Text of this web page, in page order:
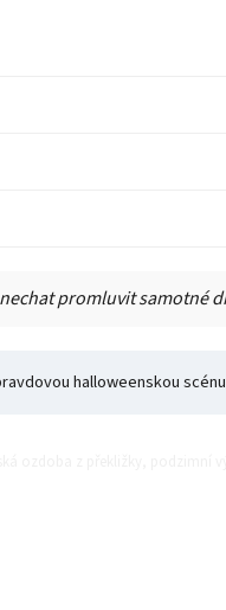
promluvit samotné
halloweenskou